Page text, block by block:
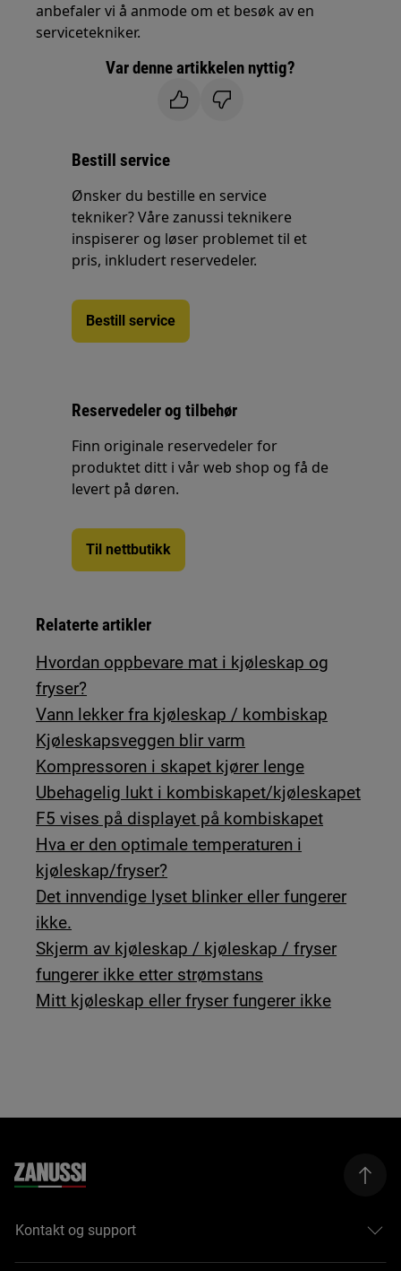
anbefaler vi å anmode om et besøk av en
servicetekniker.
Var denne artikkelen nyttig?
Bestill service
Ønsker du bestille en service
tekniker? Våre zanussi teknikere
inspiserer og løser problemet til et
pris, inkludert reservedeler.
Bestill service
Reservedeler og tilbehør
Finn originale reservedeler for
produktet ditt i vår web shop og få de
levert på døren.
Til nettbutikk
Relaterte artikler
Hvordan oppbevare mat i kjøleskap og
fryser?
Vann lekker fra kjøleskap / kombiskap
Kjøleskapsveggen blir varm
Kompressoren i skapet kjører lenge
Ubehagelig lukt i kombiskapet/kjøleskapet
F5 vises på displayet på kombiskapet
Hva er den optimale temperaturen i
kjøleskap/fryser?
Det innvendige lyset blinker eller fungerer
ikke.
Skjerm av kjøleskap / kjøleskap / fryser
fungerer ikke etter strømstans
Mitt kjøleskap eller fryser fungerer ikke
Kontakt og support